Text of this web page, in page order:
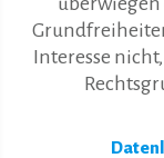
Interesse nicht,